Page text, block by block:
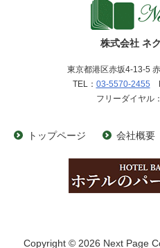
株式会社 ネ
東京都港区赤坂4-13-5
TEL： 03-5570-2455
フリーダイヤル：
トップページ 会社概要
Copyright © 2026 Next Page